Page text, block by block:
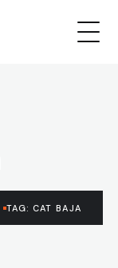
TAG: CAT BAJA